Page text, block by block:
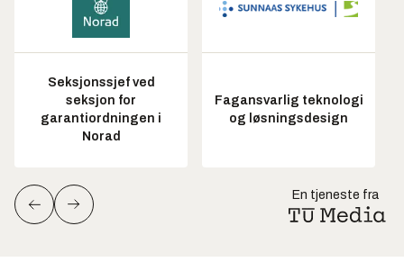
Seksjonssjef ved
seksjon for
garantiordningen i
Norad
Fagansvarlig teknologi
og løsningsdesign
En tjeneste fra